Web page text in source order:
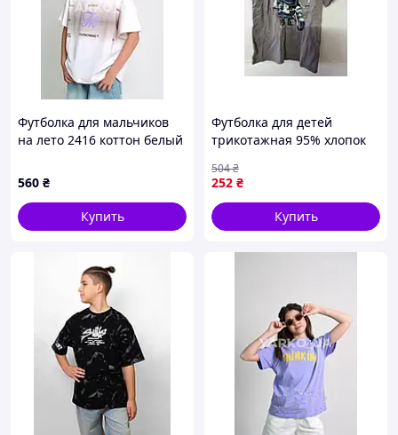
Футболка для мальчиков
на лето 2416 коттон белый
560 ₴
Купить
Футболка для детей
трикотажная 95% хлопок
носки в возрасте 3-7 лет
252 ₴
504₴
Купить